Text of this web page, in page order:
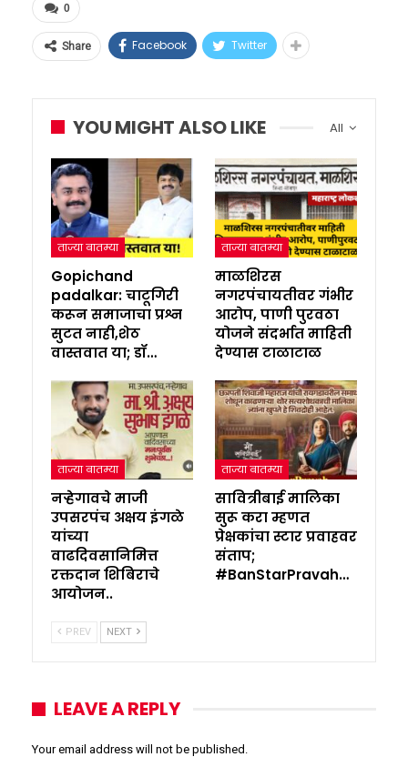
0
Share Facebook Twitter
All
YOU MIGHT ALSO LIKE
ताज्या बातम्या
Gopichand
padalkar: चाटूगिरी
करून समाजाचा प्रश्न
सुटत नाही,शेठ
वास्तवात या; डॉ…
ताज्या बातम्या
माळशिरस
नगरपंचायतीवर गंभीर
आरोप, पाणी पुरवठा
योजने संदर्भात माहिती
देण्यास टाळाटाळ
ताज्या बातम्या
नऱ्हेगावचे माजी
उपसरपंच अक्षय इंगळे
यांच्या
वाढदिवसानिमित्त
रक्तदान शिबिराचे
आयोजन..
ताज्या बातम्या
सावित्रीबाई मालिका
सुरू करा म्हणत
प्रेक्षकांचा स्टार प्रवाहवर
संताप;
#BanStarPravah…
PREV NEXT
LEAVE A REPLY
Your email address will not be published.